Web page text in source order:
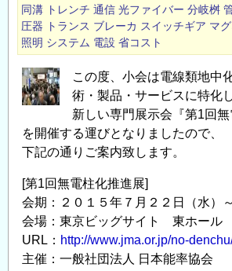
同溝 トレンチ 通信 光ファイバー 分岐桝
圧器
トランス ブレーカ スイッチギア マ
照明 システム 電設 省コスト
この度、小会は電線類地中
術・製品・サービスに特化し
新しい専門展示会『第1回無
を開催する運びとなりましたので、
下記の通りご案内致します。
[第1回無電柱化推進展]
会期：２０１５年７月２２日（水）
会場：東京ビッグサイト 東ホール
URL： http://www.jma.or.jp/no-
主催：一般社団法人 日本能率協会